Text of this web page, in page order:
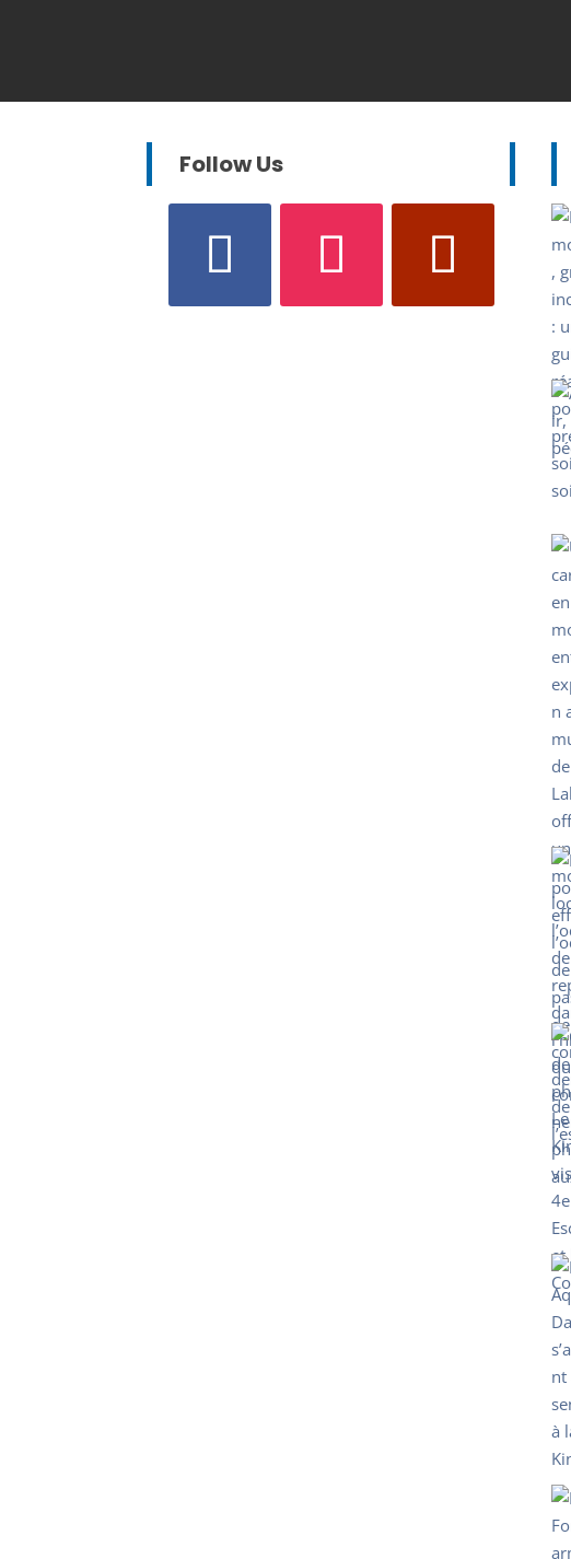
Follow Us